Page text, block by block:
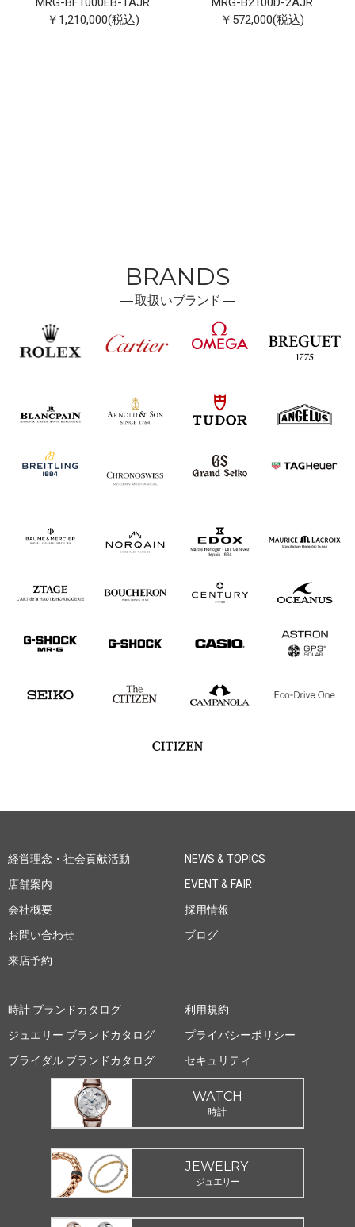
￥1,210,000(税込)
￥572,000(税込)
BRANDS
―取扱いブランド ―
経営理念・社会貢献活動
店舗案内
会社概要
お問い合わせ
来店予約
NEWS & TOPICS
EVENT & FAIR
採用情報
ブログ
時計 ブランドカタログ
ジュエリー ブランドカタログ
ブライダル ブランドカタログ
利用規約
プライバシーポリシー
セキュリティ
WATCH
時計
JEWELRY
ジュエリー